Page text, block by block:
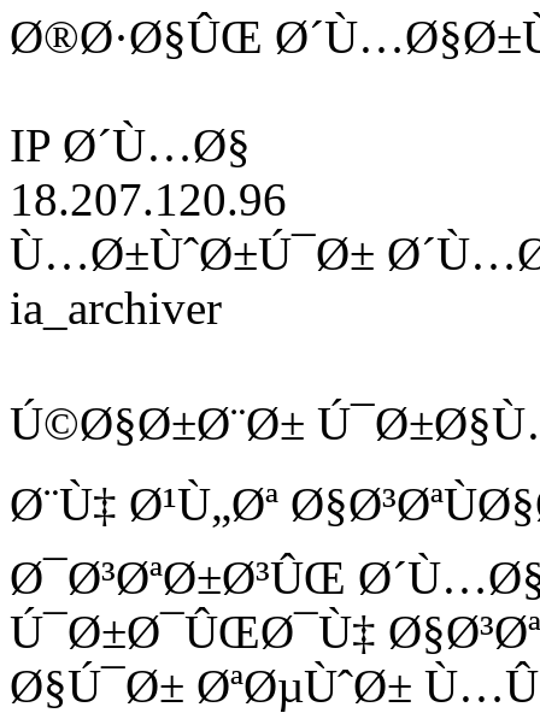
Ø®Ø·Ø§ÛŒ
IP Ø´Ù…Ø§
18.207.120.96
Ù…Ø±ÙˆØ±Ú¯Ø±
ia_archiver
Ú©Ø§Ø±Ø¨Ø±
Ø¨Ù‡ Ø¹Ù„Øª
Ø¯Ø³ØªØ±Ø³ÛŒ
Ú¯Ø±Ø¯ÛŒØ¯Ù‡ Ø§Ø³Øª
Ø§Ú¯Ø± ØªØµÙˆØ±